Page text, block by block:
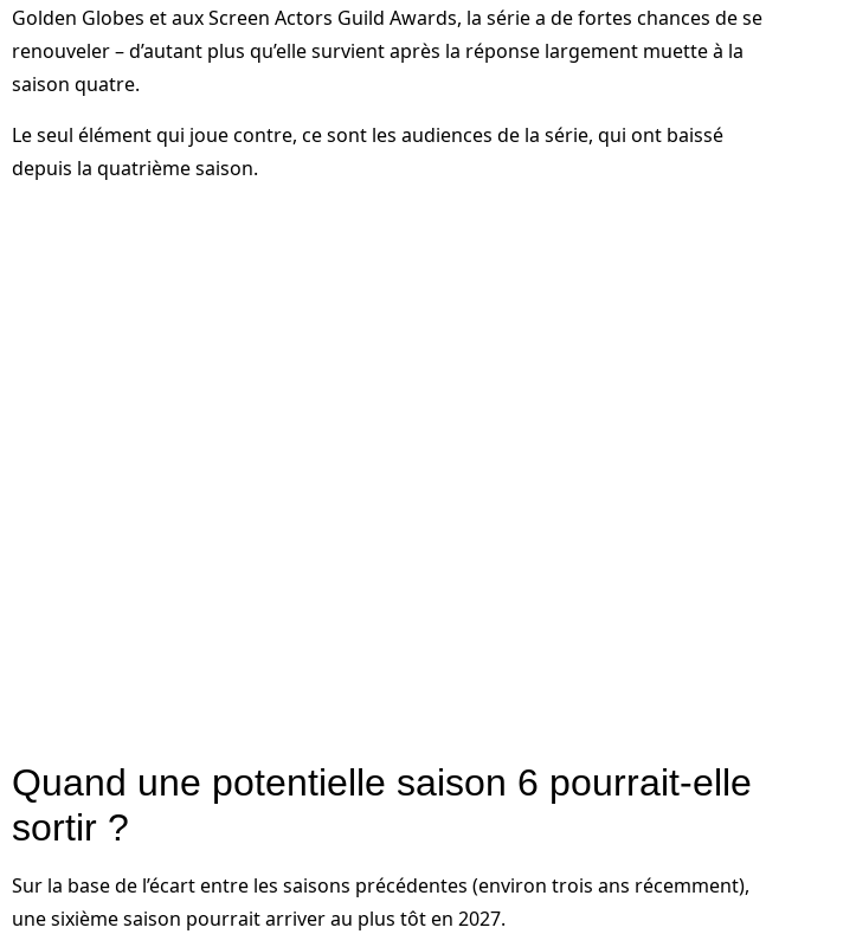
Golden Globes et aux Screen Actors Guild Awards, la série a de fortes chances de se
renouveler – d’autant plus qu’elle survient après la réponse largement muette à la
saison quatre.
Le seul élément qui joue contre, ce sont les audiences de la série, qui ont baissé
depuis la quatrième saison.
Quand une potentielle saison 6 pourrait-elle
sortir ?
Sur la base de l’écart entre les saisons précédentes (environ trois ans récemment),
une sixième saison pourrait arriver au plus tôt en 2027.